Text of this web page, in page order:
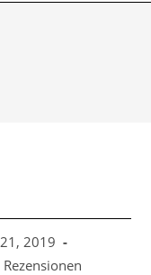
2019
Rezensionen